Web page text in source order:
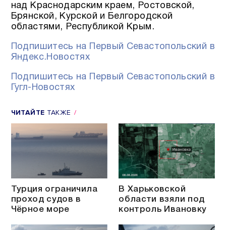
над Краснодарским краем, Ростовской,
Брянской, Курской и Белгородской
областями, Республикой Крым.
Подпишитесь на Первый Севастопольский в
Яндекс.Новостях
Подпишитесь на Первый Севастопольский в
Гугл-Новостях
ЧИТАЙТЕ ТАКЖЕ
Турция ограничила
проход судов в
Чёрное море
В Харьковской
области взяли под
контроль Ивановку